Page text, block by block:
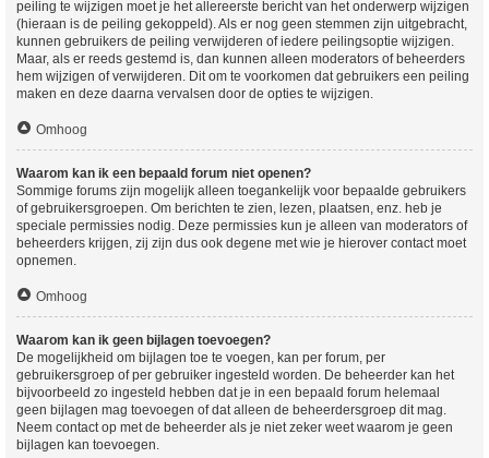
peiling te wijzigen moet je het allereerste bericht van het onderwerp wijzigen
(hieraan is de peiling gekoppeld). Als er nog geen stemmen zijn uitgebracht,
kunnen gebruikers de peiling verwijderen of iedere peilingsoptie wijzigen.
Maar, als er reeds gestemd is, dan kunnen alleen moderators of beheerders
hem wijzigen of verwijderen. Dit om te voorkomen dat gebruikers een peiling
maken en deze daarna vervalsen door de opties te wijzigen.
Omhoog
Waarom kan ik een bepaald forum niet openen?
Sommige forums zijn mogelijk alleen toegankelijk voor bepaalde gebruikers
of gebruikersgroepen. Om berichten te zien, lezen, plaatsen, enz. heb je
speciale permissies nodig. Deze permissies kun je alleen van moderators of
beheerders krijgen, zij zijn dus ook degene met wie je hierover contact moet
opnemen.
Omhoog
Waarom kan ik geen bijlagen toevoegen?
De mogelijkheid om bijlagen toe te voegen, kan per forum, per
gebruikersgroep of per gebruiker ingesteld worden. De beheerder kan het
bijvoorbeeld zo ingesteld hebben dat je in een bepaald forum helemaal
geen bijlagen mag toevoegen of dat alleen de beheerdersgroep dit mag.
Neem contact op met de beheerder als je niet zeker weet waarom je geen
bijlagen kan toevoegen.